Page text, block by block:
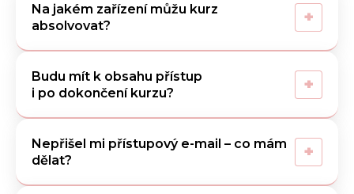
Na jakém zařízení můžu kurz
absolvovat?
+
Budu mít k obsahu přístup
i po dokončení kurzu?
+
Nepřišel mi přístupový e-mail – co mám
dělat?
+